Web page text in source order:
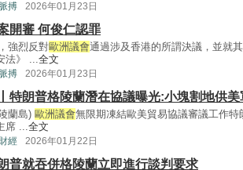
搏 2026年01月23日
開審 何俊仁認罪
強烈反對歐洲議會通過涉及香港的所謂決議，並就
法》 ...全文
搏 2026年01月23日
特朗普格陵蘭潛在協議曝光:小塊割地供
蘭島) 歐洲議會無限期凍結歐美貿易協議審議工作特
席 ...全文
經 2026年01月22日
普就吞併格陵蘭立即進行談判要求